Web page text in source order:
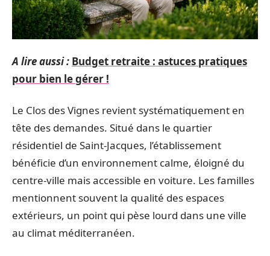
A lire aussi : Budget retraite : astuces pratiques
pour bien le gérer !
Le Clos des Vignes revient systématiquement en
tête des demandes. Situé dans le quartier
résidentiel de Saint-Jacques, l’établissement
bénéficie d’un environnement calme, éloigné du
centre-ville mais accessible en voiture. Les familles
mentionnent souvent la qualité des espaces
extérieurs, un point qui pèse lourd dans une ville
au climat méditerranéen.